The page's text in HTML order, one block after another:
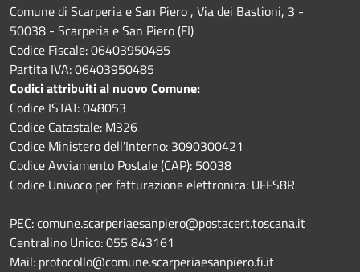
Comune di Scarperia e San Piero , Via dei Bastioni, 3 -
50038 - Scarperia e San Piero (FI)
Codice Fiscale: 06403950485
Partita IVA: 06403950485
Codici attribuiti al nuovo Comune:
Codice ISTAT: 048053
Codice Catastale: M326
Codice Ministero dell'Interno: 3090300421
Codice Avviamento Postale (CAP): 50038
Codice Univoco per fatturazione elettronica: UFFS8R
PEC: comune.scarperiaesanpiero@postacert.toscana.it
Centralino Unico: 055 843161
Mail: protocollo@comune.scarperiaesanpiero.fi.it